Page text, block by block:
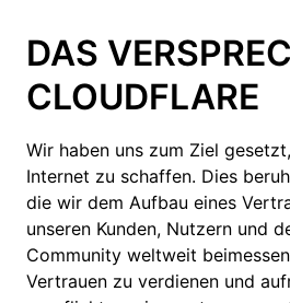
DAS
CLOUDFLARE
Wir haben uns zum Ziel
Internet zu schaffen. Dies
die wir dem Aufbau eines
unseren Kunden, Nutzern und
Community weltweit
Vertrauen zu verdienen und